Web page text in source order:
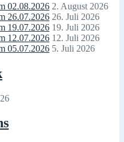
02.08.2026 2. August 2026
26.07.2026 26. Juli 2026
19.07.2026 19. Juli 2026
12.07.2026 12. Juli 2026
05.07.2026 5. Juli 2026